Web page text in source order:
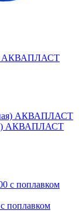
АКВАПЛАСТ
АКВАПЛАСТ
поплавком